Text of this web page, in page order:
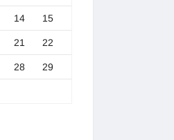
14 15
21 22
28 29